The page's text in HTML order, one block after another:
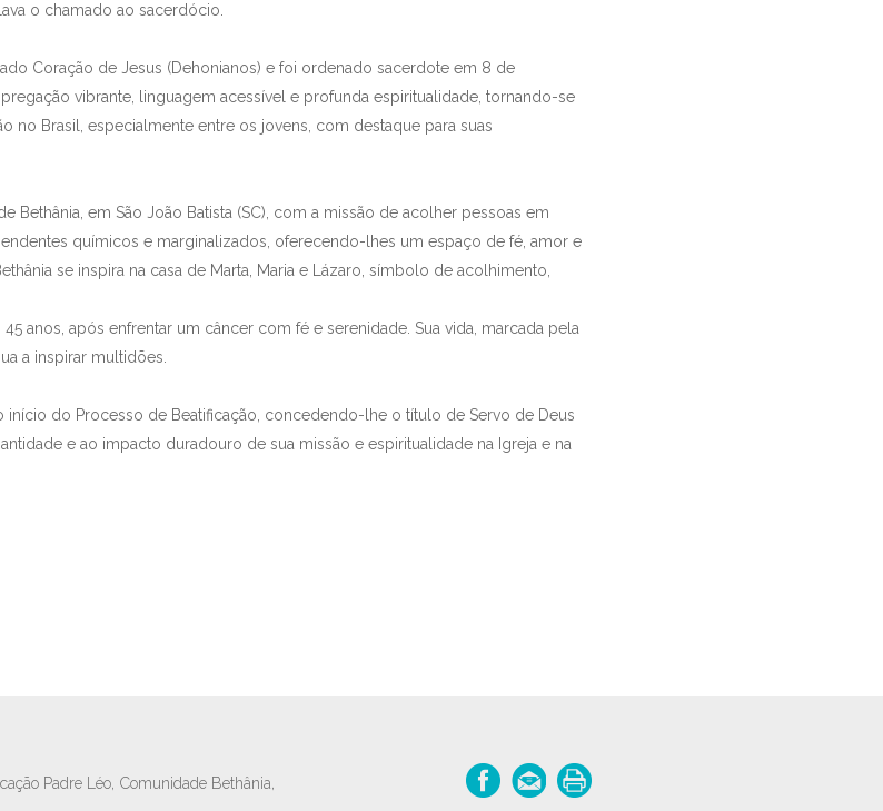
o chamado ao sacerdócio.
Coração de Jesus (Dehonianos) e foi ordenado sacerdote em 8 de
vibrante, linguagem acessível e profunda espiritualidade, tornando-se
no Brasil, especialmente entre os jovens, com destaque para suas
Bethânia, em São João Batista (SC), com a missão de acolher pessoas em
químicos e marginalizados, oferecendo-lhes um espaço de fé, amor e
se inspira na casa de Marta, Maria e Lázaro, símbolo de acolhimento,
anos, após enfrentar um câncer com fé e serenidade. Sua vida, marcada pela
a inspirar multidões.
início do Processo de Beatificação, concedendo-lhe o título de Servo de Deus
e ao impacto duradouro de sua missão e espiritualidade na Igreja e na
Padre Léo, Comunidade Bethânia,